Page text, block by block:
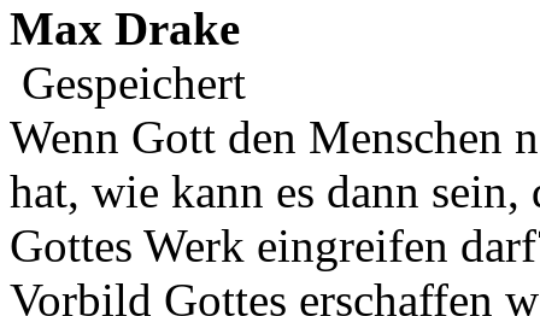
Max Drake
Gespeichert
Wenn Gott den Menschen
hat, wie kann es dann
Gottes Werk eingreifen
Vorbild Gottes erschaffen